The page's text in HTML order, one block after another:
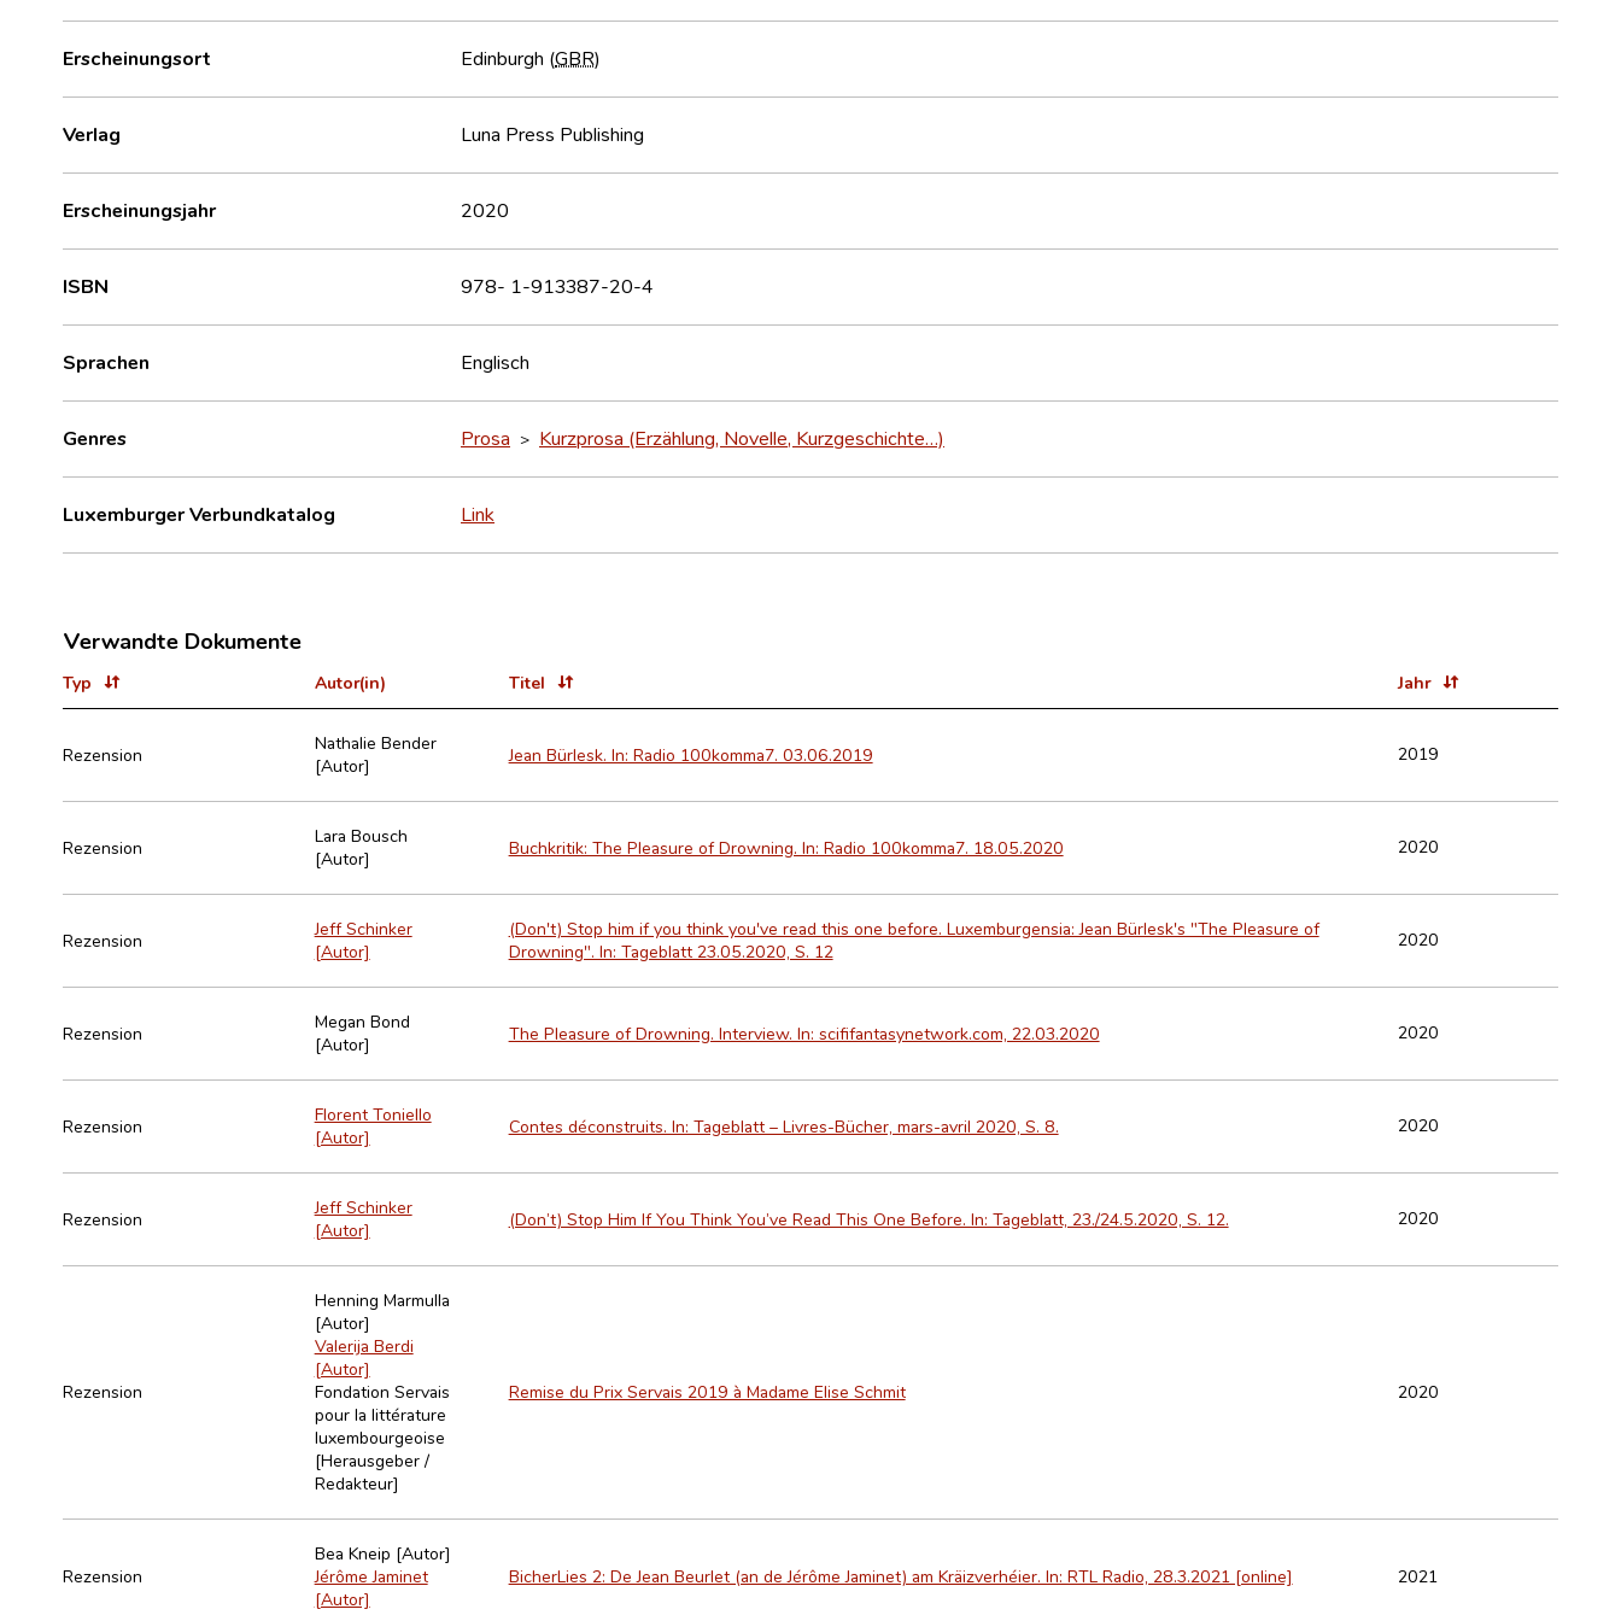
Erscheinungsort Edinburgh (GBR)
Verlag Luna Press Publishing
Erscheinungsjahr 2020
ISBN 978- 1-913387-20-4
Sprachen Englisch
Genres Prosa > Kurzprosa (Erzählung, Novelle, Kurzgeschichte…)
Luxemburger Verbundkatalog Link
Verwandte Dokumente
Typ Autor(in) Titel Jahr
Rezension
Nathalie Bender
[Autor]
Jean Bürlesk. In: Radio 100komma7. 03.06.2019 2019
Rezension
Lara Bousch
[Autor]
Buchkritik: The Pleasure of Drowning. In: Radio 100komma7. 18.05.2020 2020
Rezension
Jeff Schinker
[Autor]
(Don't) Stop him if you think you've read this one before. Luxemburgensia: Jean Bürlesk's "The Pleasure of
Drowning". In: Tageblatt 23.05.2020, S. 12
2020
Rezension
Megan Bond
[Autor]
The Pleasure of Drowning. Interview. In: scififantasynetwork.com, 22.03.2020 2020
Rezension
Florent Toniello
[Autor]
Contes déconstruits. In: Tageblatt – Livres-Bücher, mars-avril 2020, S. 8. 2020
Rezension
Jeff Schinker
[Autor]
(Don’t) Stop Him If You Think You’ve Read This One Before. In: Tageblatt, 23./24.5.2020, S. 12. 2020
Rezension
Henning Marmulla
[Autor]
Valerija Berdi
[Autor]
Fondation Servais
pour la littérature
luxembourgeoise
[Herausgeber /
Redakteur]
Remise du Prix Servais 2019 à Madame Elise Schmit 2020
Rezension
Bea Kneip [Autor]
Jérôme Jaminet
[Autor]
BicherLies 2: De Jean Beurlet (an de Jérôme Jaminet) am Kräizverhéier. In: RTL Radio, 28.3.2021 [online] 2021